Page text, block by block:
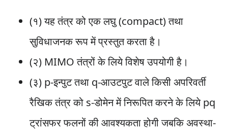
(१) यह तंत्र को एक लघु (compact) तथा
सुविधाजनक रूप में प्रस्तुत करता है।
(२) MIMO तंत्रों के लिये विशेष उपयोगी है।
(३) p-इन्पुट तथा q-आउटपुट वाले किसी अपरिवर्ती
रैखिक तंत्र को s-डोमेन में निरूपित करने के लिये pq
ट्रांसफर फलनों की आवश्यकता होगी जबकि अवस्था-